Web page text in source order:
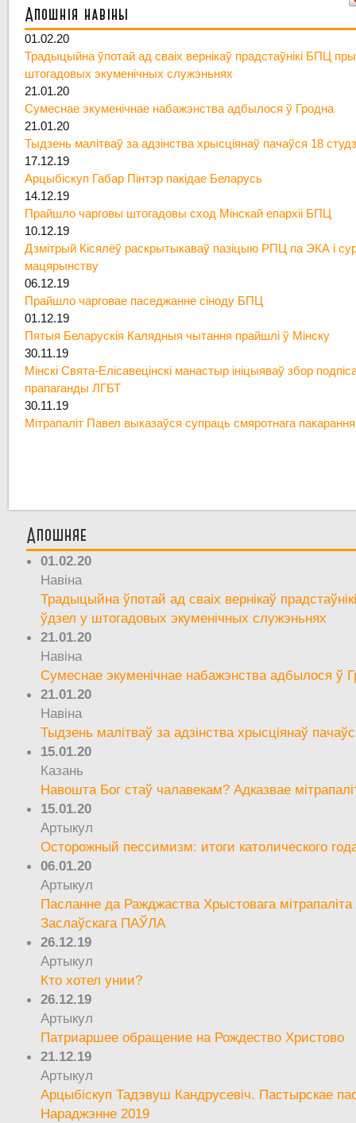
Апошнія навіны
01.02.20
Традыцыйна ўпотай ад сваіх вернікаў прадстаўнікі БПЦ
штогадовых экуменічных служэньнях
21.01.20
Сумеснае экуменічнае набажэнства адбылося ў Гродна
21.01.20
Тыдзень малітваў за адзінства хрысціянаў пачаўся 18
17.12.19
Арцыбіскуп Габар Пінтэр пакідае Беларусь
14.12.19
Прайшло чарговы штогадовы сход Мінскай епархіі БПЦ
10.12.19
Дзмітрый Кісялёў раскрытыкаваў пазіцыю РПЦ па ЭКА і
мацярынству
06.12.19
Прайшло чарговае паседжанне сіноду БПЦ
01.12.19
Пятыя Беларускія Калядныя чытання прайшлі ў Мінску
30.11.19
Мінскі Свята-Елісавецінскі манастыр ініцыяваў збор
прапаганды ЛГБТ
30.11.19
Мітрапаліт Павел выказаўся супраць смяротнага пакарання
Апошняе
01.02.20
Навіна
Традыцыйна ўпотай ад сваіх вернікаў
ўдзел у штогадовых экуменічных служэньнях
21.01.20
Навіна
Сумеснае экуменічнае набажэнства адбылося ў
21.01.20
Навіна
Тыдзень малітваў за адзінства хрысціянаў
15.01.20
Казань
Навошта Бог стаў чалавекам? Адказвае
15.01.20
Артыкул
Осторожный пессимизм: итоги католического
06.01.20
Артыкул
Пасланне да Ражджаства Хрыстовага мітрапаліта
Заслаўскага ПАЎЛА
26.12.19
Артыкул
Кто хотел унии?
26.12.19
Артыкул
Патриаршее обращение на Рождество Христово
21.12.19
Артыкул
Арцыбіскуп Тадэвуш Кандрусевіч. Пастырскае
Нараджэнне 2019